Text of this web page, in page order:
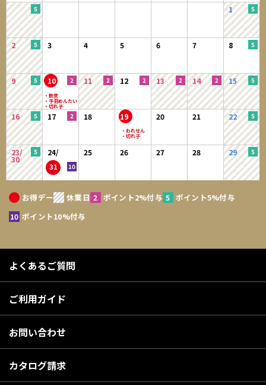
1
2 3 4 5 6 7 8
9 10 11 12 13 14 15
16 17 18 19 20 21 22
23/
30
24/
31
25 26 27 28 29
お得デー 休業日 ポイント2%付与
ポイント5%付与
ポイント10%付与
よくあるご質問
ご利用ガイド
お問い合わせ
カタログ請求